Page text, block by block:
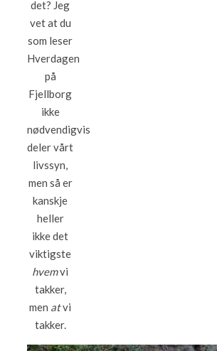
det? Jeg
vet at du
som leser
Hverdagen
på
Fjellborg
ikke
nødvendigvis
deler vårt
livssyn,
men så er
kanskje
heller
ikke det
viktigste
hvemvi
takker,
men atvi
takker.